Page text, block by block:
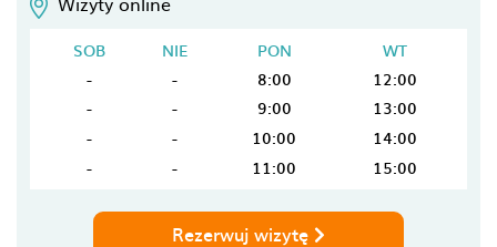
SOB NIE PON
WT
-
- 8:00
12:00
-
- 9:00
13:00
-
- 10:00
14:00
-
- 11:00 15:00
Rezerwuj wizytę